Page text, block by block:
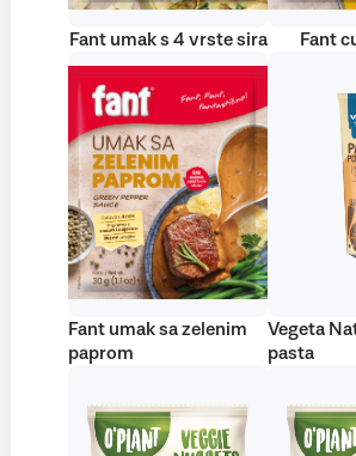
Fant umak s 4 vrste sira Fant
Fant umak sa zelenim
paprom
Vegeta
pasta